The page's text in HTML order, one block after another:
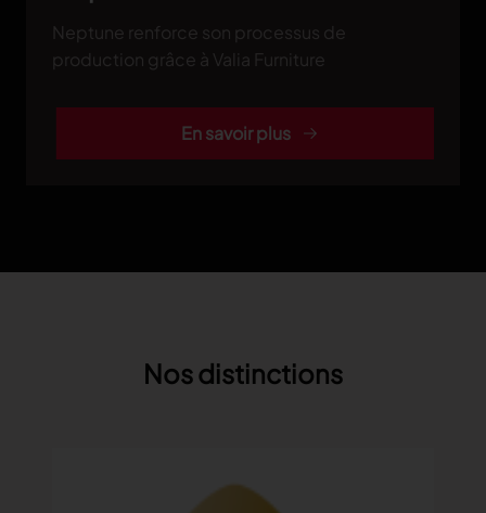
Neptune renforce son processus de
production grâce à Valia Furniture
En savoir plus
Nos distinctions